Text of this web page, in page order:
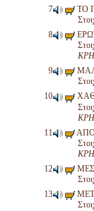
ΤΟ
ΑΠΟ